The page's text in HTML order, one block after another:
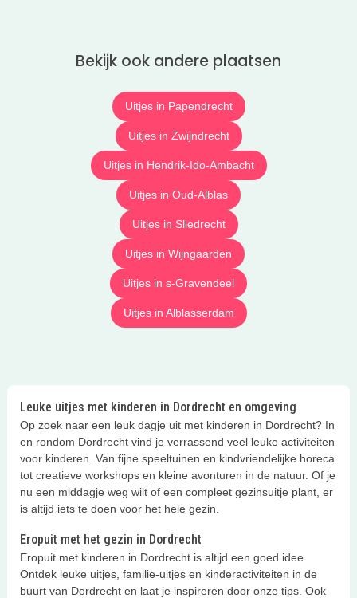
Bekijk ook andere plaatsen
Uitjes in Papendrecht
Uitjes in Zwijndrecht
Uitjes in Hendrik-Ido-Ambacht
Uitjes in Oud-Alblas
Uitjes in Sliedrecht
Uitjes in Wijngaarden
Uitjes in s-Gravendeel
Uitjes in Alblasserdam
Leuke uitjes met kinderen in Dordrecht en omgeving
Op zoek naar een leuk dagje uit met kinderen in Dordrecht? In
en rondom Dordrecht vind je verrassend veel leuke activiteiten
voor kinderen. Van fijne speeltuinen en kindvriendelijke horeca
tot creatieve workshops en kleine avonturen in de natuur. Of je
nu een middagje weg wilt of een compleet gezinsuitje plant, er
is altijd iets te doen voor het hele gezin.
Eropuit met het gezin in Dordrecht
Eropuit met kinderen in Dordrecht is altijd een goed idee.
Ontdek leuke uitjes, familie-uitjes en kinderactiviteiten in de
buurt van Dordrecht en laat je inspireren door onze tips. Ook